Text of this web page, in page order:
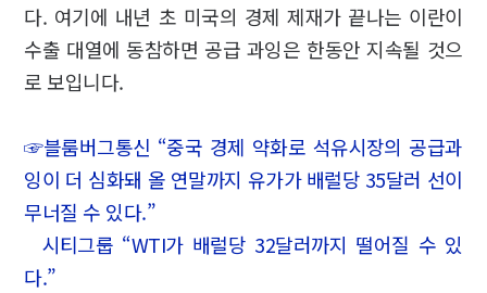
다. 여기에 내년 초 미국의 경제 제재가 끝나는 이란이
수출 대열에 동참하면 공급 과잉은 한동안 지속될 것으
로 보입니다.
☞블룸버그통신 “중국 경제 약화로 석유시장의 공급과
잉이 더 심화돼 올 연말까지 유가가 배럴당 35달러 선이
무너질 수 있다.”
시티그룹 “WTI가 배럴당 32달러까지 떨어질 수 있
다.”